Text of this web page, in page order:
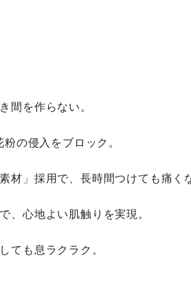
間を作らない。
の侵入をブロック。
材」採用で、長時間つけても痛く
、心地よい肌触りを実現。
ても息ラクラク。